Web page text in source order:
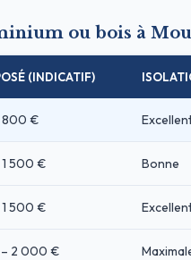
ou bois à
(INDICATIF)
800 €
500 € Bonne
500 €
2 000 €